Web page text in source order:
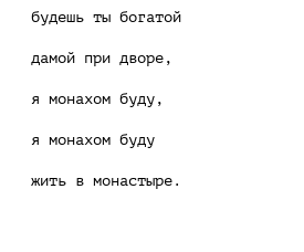
будешь ты богатой
дамой при дворе,
я монахом буду,
я монахом буду
жить в монастыре.